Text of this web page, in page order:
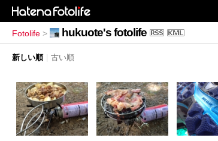
Fotolife > hukuote's fotolife
新しい順 古い順